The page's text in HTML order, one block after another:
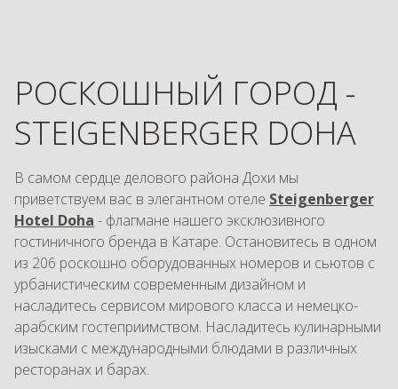
РОСКОШНЫЙ ГОРОД -
STEIGENBERGER DOHA
В самом сердце делового района Дохи мы
приветствуем вас в элегантном отеле Steigenberger
Hotel Doha - флагмане нашего эксклюзивного
гостиничного бренда в Катаре. Остановитесь в одном
из 206 роскошно оборудованных номеров и сьютов с
урбанистическим современным дизайном и
насладитесь сервисом мирового класса и немецко-
арабским гостеприимством. Насладитесь кулинарными
изысками с международными блюдами в различных
ресторанах и барах.